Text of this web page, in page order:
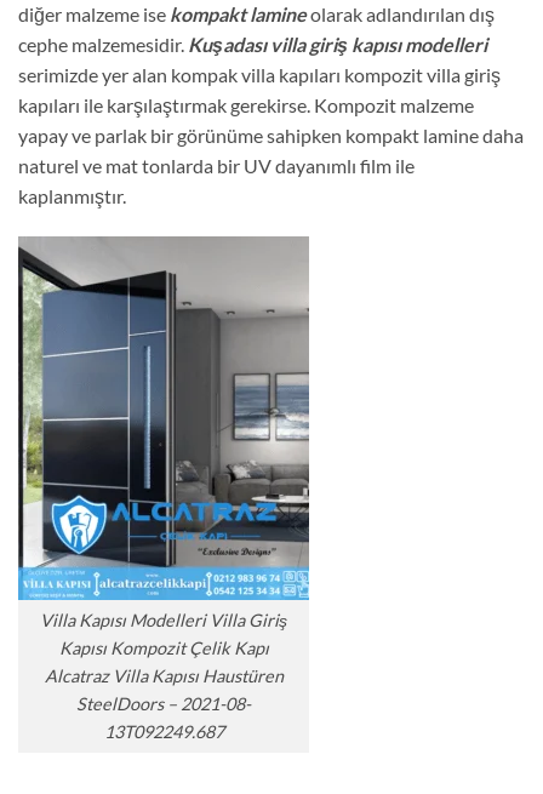
diğer malzeme ise kompakt lamineolarak adlandırılan dış
cephe malzemesidir. Kuşadası villa giriş kapısı modelleri
serimizde yer alan kompak villa kapıları kompozit villa giriş
kapıları ile karşılaştırmak gerekirse. Kompozit malzeme
yapay ve parlak bir görünüme sahipken kompakt lamine daha
naturel ve mat tonlarda bir UV dayanımlı film ile
kaplanmıştır.
Villa Kapısı Modelleri Villa Giriş
Kapısı Kompozit Çelik Kapı
Alcatraz Villa Kapısı Haustüren
SteelDoors – 2021-08-
13T092249.687